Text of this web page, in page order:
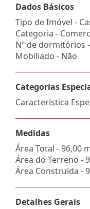
Dados Básicos
Tipo de Imóvel -
Categoria -
Nº de dormitórios
Mobiliado - Não
Categorias
Característica
Medidas
Área Total - 96,00
Área do Terreno -
Área Construída -
Detalhes Gerais